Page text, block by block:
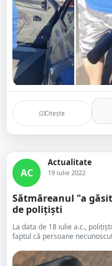
Citește
AC
Actualitate
19 iulie 2022
Sătmăreanul "a
de polițiști
La data de 18 iulie a.c.,
faptul că persoane